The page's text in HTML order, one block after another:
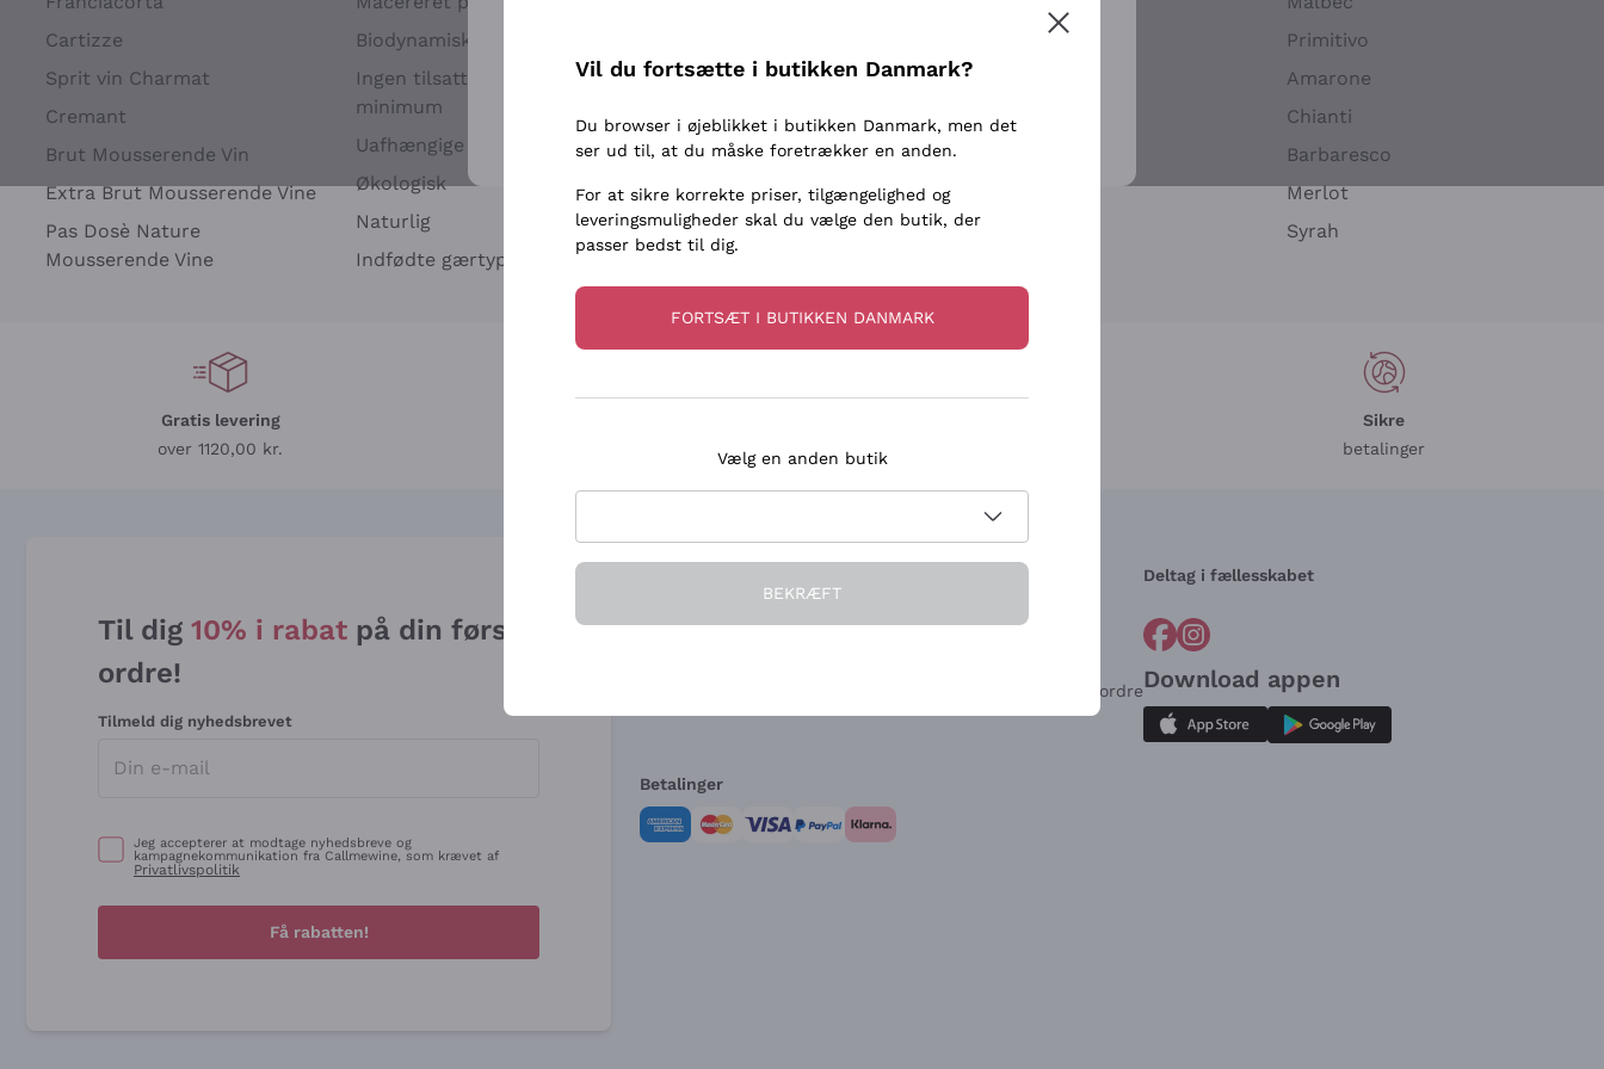
Cartizze
Sprit vin Charmat
Cremant
Brut Mousserende Vin
Extra Brut Mousserende Vine
Pas Dosè Nature
Mousserende Vine
Biodynamisk
Ingen tilsatte sulfitter eller
minimum
Uafhængige Vinavlere
Økologisk
Naturlig
Indfødte gærtyper
Biondi Santi
Franz Haas
Argiolas
Zenato
Ca' dei Frati
Ribolla Gialla
Sauvignon
Primitivo
Amarone
Chianti
Barbaresco
Merlot
Syrah
Gratis levering
over 1120,00 kr.
Sikre
betalinger
Til dig 10% i rabat på din første
ordre!
Tilmeld dig nyhedsbrevet
Jeg accepterer at modtage nyhedsbreve og
kampagnekommunikation fra Callmewine, som krævet af
Privatlivspolitik
Få rabatten!
Hvem vi er
Kundeservice
Fortrydelsesformular for ordre
Deltag i fællesskabet
Download appen
Betalinger
Tilmeld
For flere oplysninger, læs voresPrivatlivspolitik
Vil du fortsætte i butikken Danmark?
Du browser i øjeblikket i butikken Danmark, men det
ser ud til, at du måske foretrækker en anden.
For at sikre korrekte priser, tilgængelighed og
leveringsmuligheder skal du vælge den butik, der
passer bedst til dig.
FORTSÆT I BUTIKKEN DANMARK
Vælg en anden butik
BEKRÆFT